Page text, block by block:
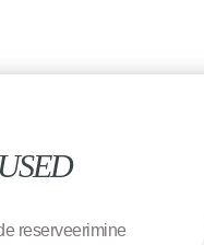
reserveerimine